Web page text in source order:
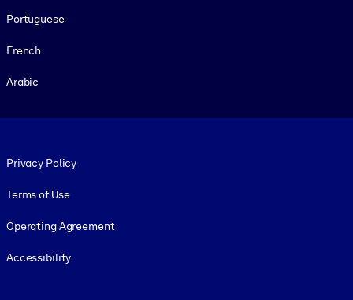
Portuguese
French
Arabic
Privacy Policy
Terms of Use
Operating Agreement
Accessibility